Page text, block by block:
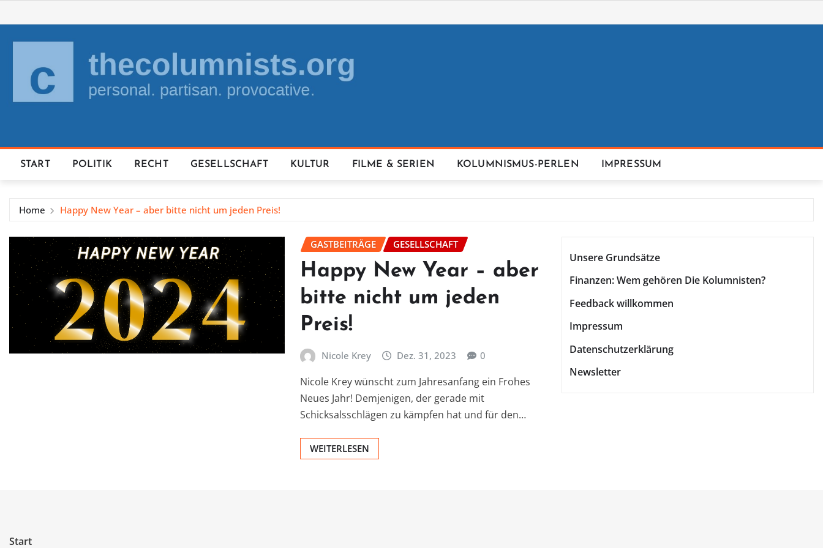
to
content
START POLITIK RECHT GESELLSCHAFT KULTUR FILME & SERIEN KOLUMNISMUS-PERLEN IMPRESSUM
Home Happy New Year – aber bitte nicht um jeden Preis!
GASTBEITRÄGE GESELLSCHAFT
Happy New Year – aber
bitte nicht um jeden
Preis!
Nicole Krey Dez. 31, 2023 0
Nicole Krey wünscht zum Jahresanfang ein Frohes
Neues Jahr! Demjenigen, der gerade mit
Schicksalsschlägen zu kämpfen hat und für den…
WEITERLESEN
Unsere Grundsätze
Finanzen: Wem gehören Die Kolumnisten?
Feedback willkommen
Impressum
Datenschutzerklärung
Newsletter
Start